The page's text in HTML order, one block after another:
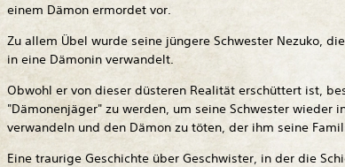
einem Dämon ermordet vor.
Zu allem Übel wurde seine jüngere Schwester Nezuko,
in eine Dämonin verwandelt.
Obwohl er von dieser düsteren Realität erschüttert ist,
"Dämonenjäger" zu werden, um seine Schwester wieder
verwandeln und den Dämon zu töten, der ihm seine
Eine traurige Geschichte über Geschwister, in der die